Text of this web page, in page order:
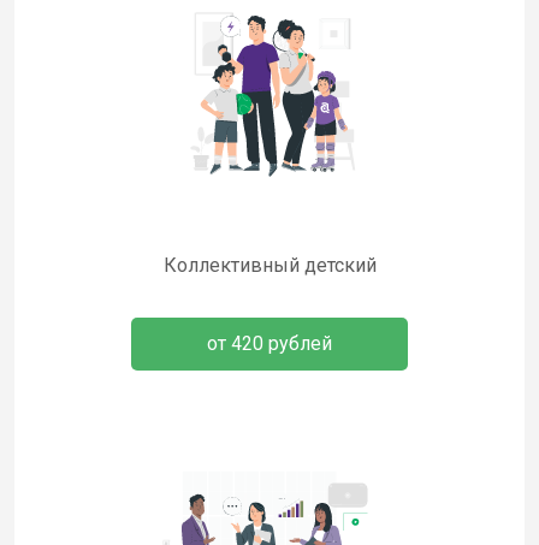
Коллективный детский
от 420 рублей